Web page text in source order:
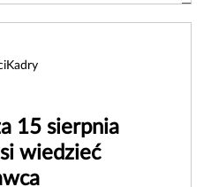
15 sierpnia
wiedzieć